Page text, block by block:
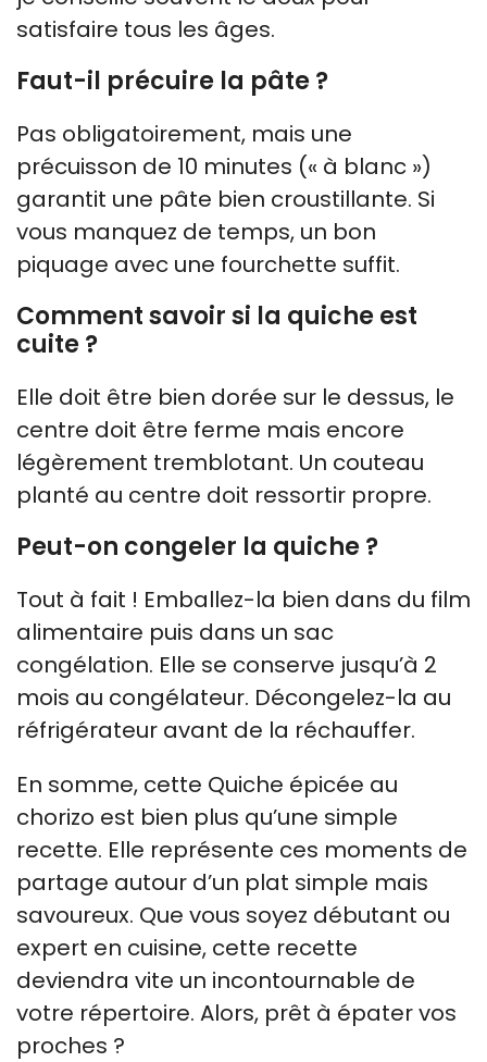
satisfaire tous les âges.
Faut-il précuire la pâte ?
Pas obligatoirement, mais une
précuisson de 10 minutes (« à blanc »)
garantit une pâte bien croustillante. Si
vous manquez de temps, un bon
piquage avec une fourchette suffit.
Comment savoir si la quiche est
cuite ?
Elle doit être bien dorée sur le dessus, le
centre doit être ferme mais encore
légèrement tremblotant. Un couteau
planté au centre doit ressortir propre.
Peut-on congeler la quiche ?
Tout à fait ! Emballez-la bien dans du film
alimentaire puis dans un sac
congélation. Elle se conserve jusqu’à 2
mois au congélateur. Décongelez-la au
réfrigérateur avant de la réchauffer.
En somme, cette Quiche épicée au
chorizo est bien plus qu’une simple
recette. Elle représente ces moments de
partage autour d’un plat simple mais
savoureux. Que vous soyez débutant ou
expert en cuisine, cette recette
deviendra vite un incontournable de
votre répertoire. Alors, prêt à épater vos
proches ?